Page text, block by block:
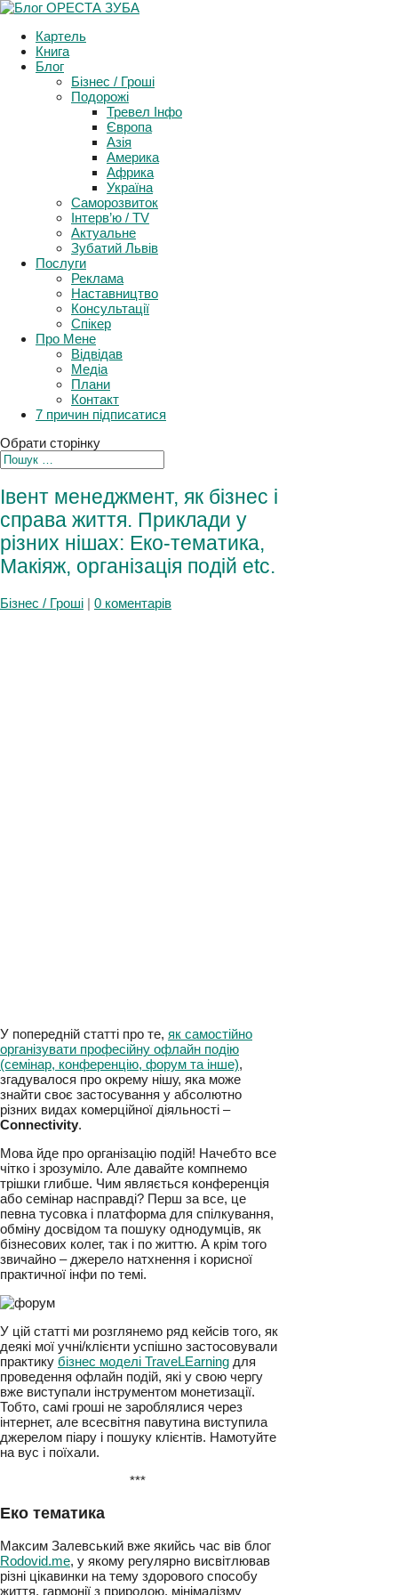
Картель
Книга
Блог
Бізнес / Гроші
Подорожі
Тревел Інфо
Європа
Азія
Америка
Африка
Україна
Саморозвиток
Інтерв’ю / TV
Актуальне
Зубатий Львів
Послуги
Реклама
Наставництво
Консультації
Спікер
Про Мене
Відвідав
Медіа
Плани
Контакт
7 причин підписатися
Обрати сторінку
Івент менеджмент, як бізнес
і справа життя. Приклади у
різних нішах: Еко-тематика,
etc.
У попередній статті про те,як самостійно
організувати професійну офлайн подію
(семінар, конференцію, форум та інше)
згадувалося про окрему нішу, яка може
знайти своє застосування у абсолютно
різних видах комерційної діяльності –
Connectivity.
Мова йде про організацію подій! Начебто
все чітко і зрозуміло. Але давайте компнемо
трішки глибше. Чим являється конференція
або семінар насправді? Перш за все, це
певна тусовка і платформа для спілкування,
бізнесових колег, так і по життю. А крім того
практичної інфи по темі.
У цій статті ми розглянемо ряд кейсів того,
як деякі мої учні/клієнти успішно
застосовували практикубізнес моделі
TraveLEarningдля проведення офлайн подій,
які у свою чергу вже виступали
інструментом монетизації. Тобто, самі гроші
всесвітня павутина виступила джерелом
поїхали.
***
Support and Follow events in Ukraine